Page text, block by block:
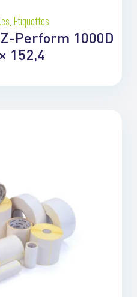
Etiquettes
Perform 1000D
152,4